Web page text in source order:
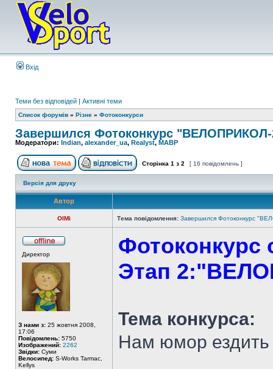
Вхід
Теми без відповідей | Активні теми
Список форумів » Різне » Фотоконкурси
Завершился Фотоконкурс "ВЕЛОПРИКОЛ-
Модератори: Indian, alexander_ua, Realyst, MABP
Сторінка 1 з 2 [ 16 повідомлень ]
Версія для друку
Автор
OlMi Тема повідомлення: Завершился Фотоконкурс
Директор
З нами з: 25 жовтня 2008,
17:06
Повідомлень: 5750
Изображений: 2262
Звідки: Суми
Велосипед: S-Works Tarmac,
Kellys
Фотоконкурс
Этап
Тема конкурса:
Нам юмор ездить